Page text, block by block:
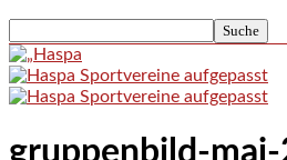
gruppenbild-